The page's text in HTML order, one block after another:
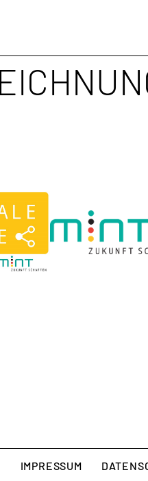
IMPRESSUM